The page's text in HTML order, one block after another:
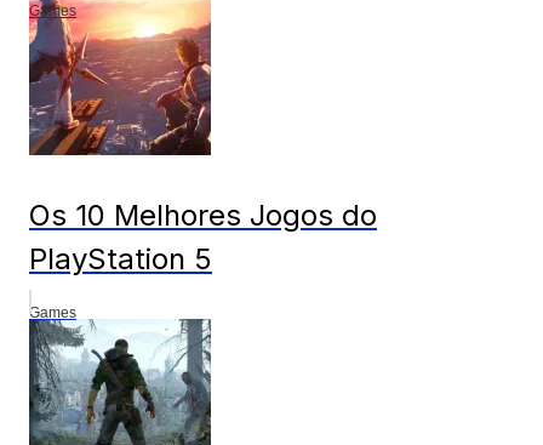
Games
Os 10 Melhores Jogos do
PlayStation 5
Games